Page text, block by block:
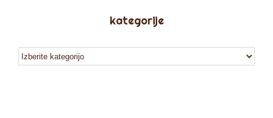
kategorije
kategorije